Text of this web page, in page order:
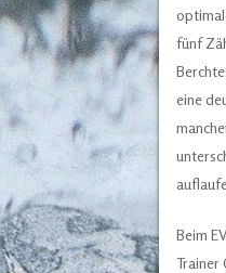
fünf
eine
Beim
Trainer